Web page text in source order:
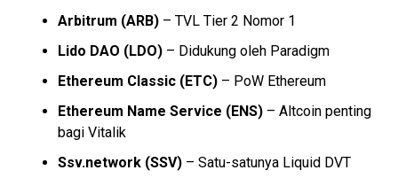
Arbitrum (ARB) – TVL Tier 2 Nomor 1
Lido DAO (LDO) – Didukung oleh Paradigm
Ethereum Classic (ETC) – PoW Ethereum
Ethereum Name Service (ENS) – Altcoin penting
bagi Vitalik
Ssv.network (SSV) – Satu-satunya Liquid DVT